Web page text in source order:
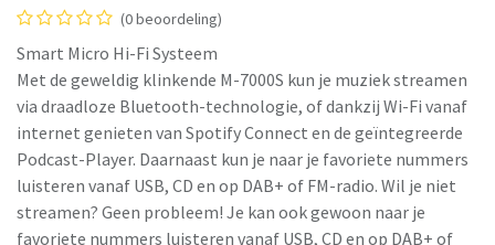
(0 beoordeling)
Smart Micro Hi-Fi Systeem
Met de geweldig klinkende M-7000S kun je muziek streamen
via draadloze Bluetooth-technologie, of dankzij Wi-Fi vanaf
internet genieten van Spotify Connect en de geïntegreerde
Podcast-Player. Daarnaast kun je naar je favoriete nummers
luisteren vanaf USB, CD en op DAB+ of FM-radio. Wil je niet
streamen? Geen probleem! Je kan ook gewoon naar je
favoriete nummers luisteren vanaf USB, CD en op DAB+ of